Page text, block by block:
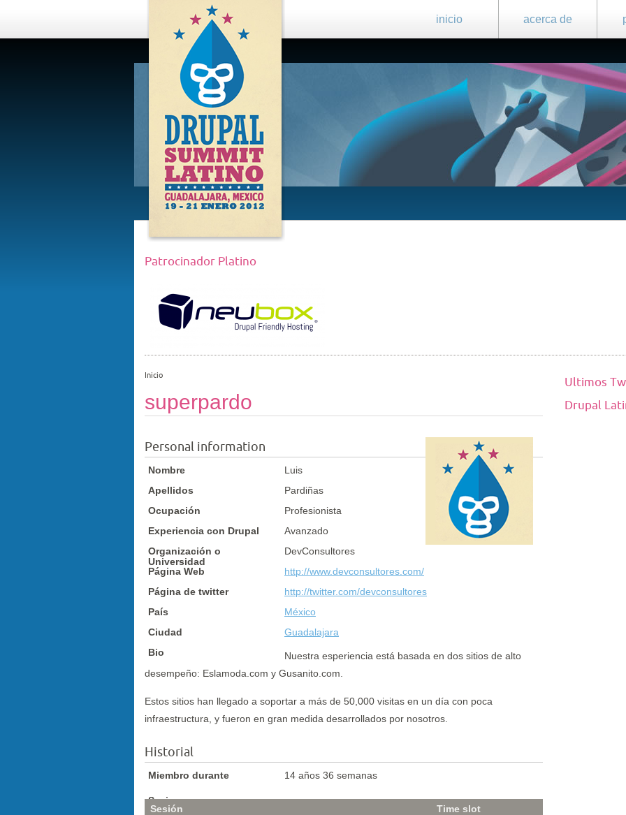
inicio acerca de
DRUPAL
SUMMIT
LATINO,
GUADALAJARA
2012
Patrocinador Platino
Inicio
superpardo
Personal information
Nombre
Luis
Apellidos
Pardiñas
Ocupación
Profesionista
Experiencia con Drupal
Avanzado
Organización o
Universidad
DevConsultores
Página Web
http://www.devconsultores.com/
Página de twitter
http://twitter.com/devconsultores
País
México
Ciudad
Guadalajara
Bio
Nuestra esperiencia está basada en dos sitios de alto
desempeño: Eslamoda.com y Gusanito.com.
Estos sitios han llegado a soportar a más de 50,000 visitas en un día con poca
infraestructura, y fueron en gran medida desarrollados por nosotros.
Historial
Miembro durante 14 años 36 semanas
Sesiones
Sesión
Time slot
Ultimos
Drupal